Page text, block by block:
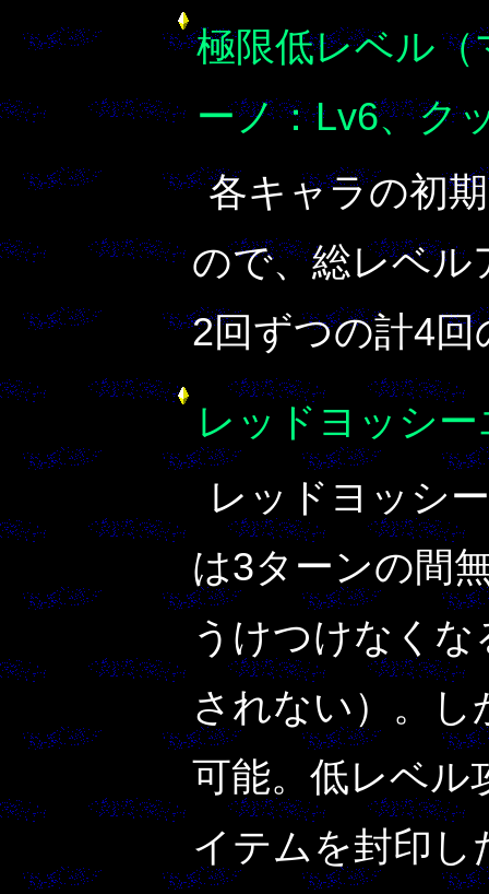
極限低レベル
ーノ：Lv6、ク
各キャラの初
ので、総レベル
2回ずつの計4回
レッドヨッシ
レッドヨッシ
は3ターンの間
うけつけなく
されない）。
可能。低レベル
イテムを封印